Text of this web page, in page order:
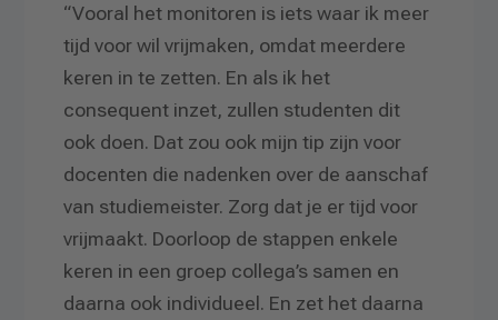
“Vooral het monitoren is iets waar ik meer
tijd voor wil vrijmaken, omdat meerdere
keren in te zetten. En als ik het
consequent inzet, zullen studenten dit
ook doen. Dat zou ook mijn tip zijn voor
docenten die nadenken over de aanschaf
van studiemeister. Zorg dat je er tijd voor
vrijmaakt. Doorloop de stappen enkele
keren in een groep collega’s samen en
daarna ook individueel. En zet het daarna